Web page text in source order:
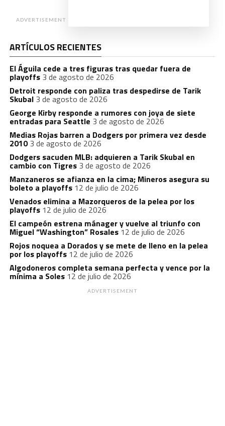
ADVERTISEMENT
ARTÍCULOS RECIENTES
El Águila cede a tres figuras tras quedar fuera de
playoffs 3 de agosto de 2026
Detroit responde con paliza tras despedirse de Tarik
Skubal 3 de agosto de 2026
George Kirby responde a rumores con joya de siete
entradas para Seattle 3 de agosto de 2026
Medias Rojas barren a Dodgers por primera vez desde
2010 3 de agosto de 2026
Dodgers sacuden MLB: adquieren a Tarik Skubal en
cambio con Tigres 3 de agosto de 2026
Manzaneros se afianza en la cima; Mineros asegura su
boleto a playoffs 12 de julio de 2026
Venados elimina a Mazorqueros de la pelea por los
playoffs 12 de julio de 2026
El campeón estrena mánager y vuelve al triunfo con
Miguel “Washington” Rosales 12 de julio de 2026
Rojos noquea a Dorados y se mete de lleno en la pelea
por los playoffs 12 de julio de 2026
Algodoneros completa semana perfecta y vence por la
mínima a Soles 12 de julio de 2026
ADVERTISEMENT